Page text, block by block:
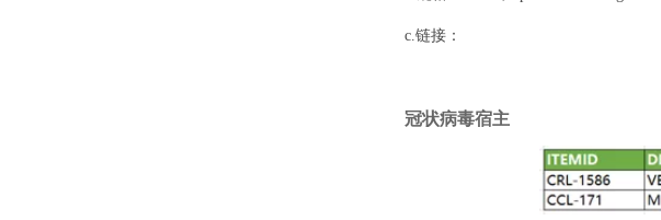
c.链接：
冠状病毒宿主